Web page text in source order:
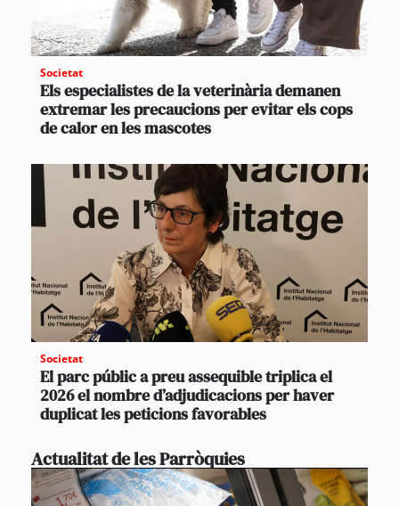
Societat
Els especialistes de la veterinària demanen
extremar les precaucions per evitar els cops
de calor en les mascotes
Societat
El parc públic a preu assequible triplica el
2026 el nombre d’adjudicacions per haver
duplicat les peticions favorables
Actualitat de les Parròquies